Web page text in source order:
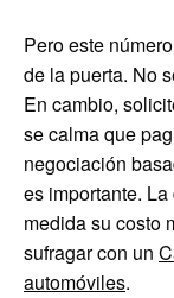
Pero este
de la puerta. No
En cambio,
se calma que
negociación
es importante.
medida su costo
sufragar con un
automóviles.